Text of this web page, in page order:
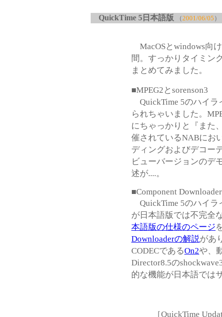
QuickTime 5日本語版 （2001/06/05 ）
MacOSとwindows向
間。すっかりタイミン
まとめてみました。
■MPEG2とsorenson3
QuickTime 5のハイラ
られちゃいました。
にちゃっかりと『また
催されているNABにお
ディングおよびデコー
ビューバージョンのデ
述が....。
■Component Downloader
QuickTime 5のハイラ
が日本語版では不完全
本語版の仕様のページ
Downloaderの解説があ
CODECであるOn2や、
Director8.5の
的な機能が日本語では
［QuickTime